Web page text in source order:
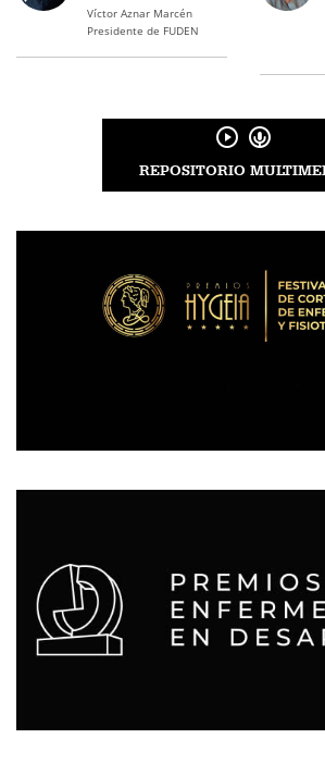
Víctor Aznar Marcén
Presidente de FUDEN
REPOSITORIO